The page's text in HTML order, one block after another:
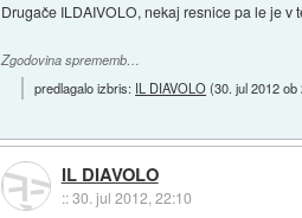
Drugače ILDAIVOLO, nekaj resnice pa le je v
Zgodovina sprememb…
predlagalo izbris: IL DIAVOLO(30. jul 2012 ob
IL DIAVOLO
::30. jul 2012, 22:10